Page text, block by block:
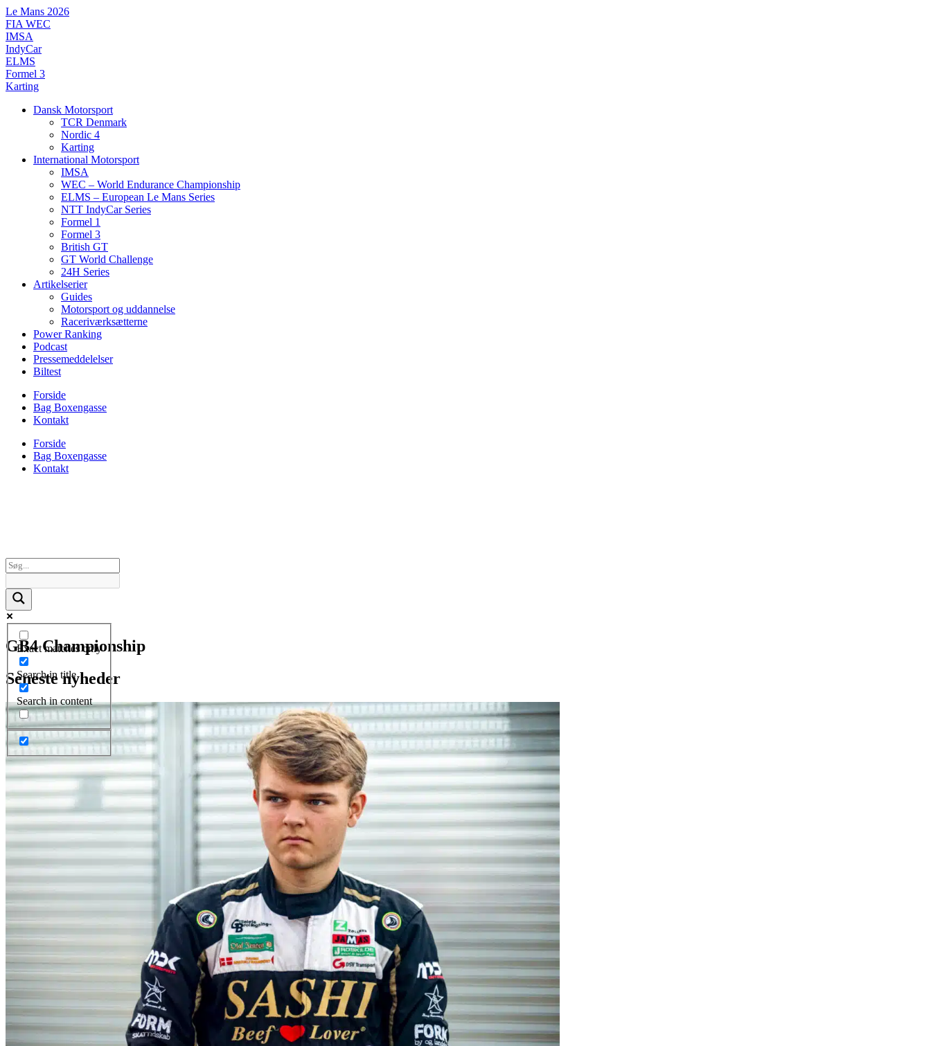
Videre
til
indhold
Le Mans 2026
FIA WEC
IMSA
IndyCar
ELMS
Formel 3
Karting
Dansk Motorsport
TCR Denmark
Nordic 4
Karting
International Motorsport
IMSA
WEC – World Endurance Championship
ELMS – European Le Mans Series
NTT IndyCar Series
Formel 1
Formel 3
British GT
GT World Challenge
24H Series
Artikelserier
Guides
Motorsport og uddannelse
Raceriværksætterne
Power Ranking
Podcast
Pressemeddelelser
Biltest
Forside
Bag Boxengasse
Kontakt
Forside
Bag Boxengasse
Kontakt
Exact matches only
Search in title
Search in content
GB4 Championship
Seneste nyheder